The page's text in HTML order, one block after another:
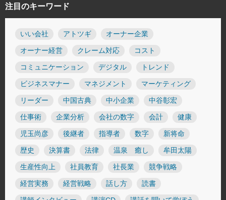
注目のキーワード
いい会社 アトツギ オーナー企業
オーナー経営 クレーム対応 コスト
コミュニケーション デジタル トレンド
ビジネスマナー マネジメント マーケティング
リーダー 中国古典 中小企業 中谷彰宏
仕事術 企業分析 会社の数字 会計 健康
児玉尚彦 後継者 指導者 数字 新将命
歴史 決算書 法律 温泉 癒し 牟田太陽
生産性向上 社員教育 社長業 競争戦略
経営実務 経営戦略 話し方 読書